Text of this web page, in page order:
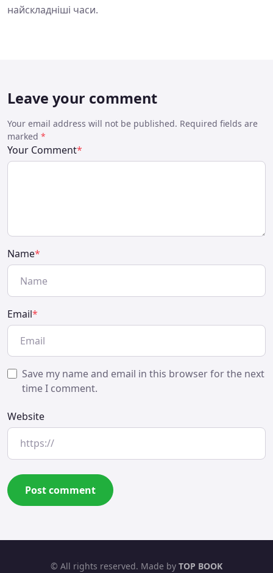
найскладніші часи.
Leave your comment
Your email address will not be published. Required fields are
marked *
Your Comment*
Name*
Email*
Save my name and email in this browser for the next
time I comment.
Website
© All rights reserved. Made by TOP BOOK